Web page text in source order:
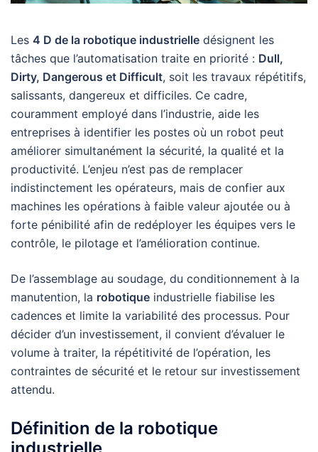
Les 4 D de la robotique industrielle désignent les
tâches que l’automatisation traite en priorité : Dull,
Dirty, Dangerous et Difficult, soit les travaux répétitifs,
salissants, dangereux et difficiles. Ce cadre,
couramment employé dans l’industrie, aide les
entreprises à identifier les postes où un robot peut
améliorer simultanément la sécurité, la qualité et la
productivité. L’enjeu n’est pas de remplacer
indistinctement les opérateurs, mais de confier aux
machines les opérations à faible valeur ajoutée ou à
forte pénibilité afin de redéployer les équipes vers le
contrôle, le pilotage et l’amélioration continue.
De l’assemblage au soudage, du conditionnement à la
manutention, la robotique industrielle fiabilise les
cadences et limite la variabilité des processus. Pour
décider d’un investissement, il convient d’évaluer le
volume à traiter, la répétitivité de l’opération, les
contraintes de sécurité et le retour sur investissement
attendu.
Définition de la robotique